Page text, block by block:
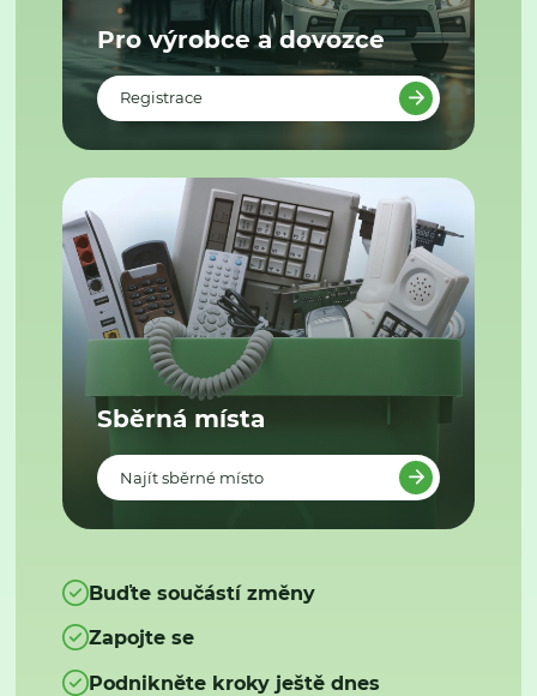
Pro výrobce a dovozce
Registrace
Sběrná místa
Najít sběrné místo
Buďte součástí změny
Zapojte se
Podnikněte kroky ještě dnes